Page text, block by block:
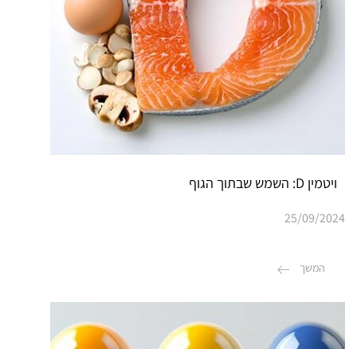
ויטמין D: השמש שבתוך הגוף
25/09/2024
המשך